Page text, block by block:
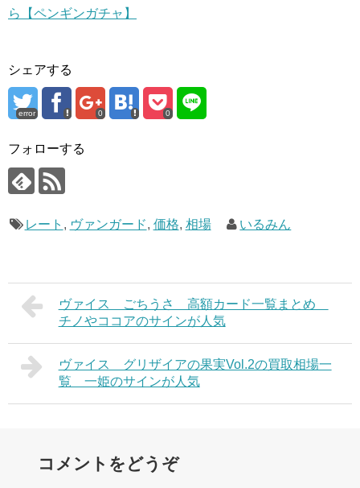
ら【ペンギンガチャ】
シェアする
error 0 0
フォローする
レート , ヴァンガード, 価格, 相場 いるみん
ヴァイス ごちうさ 高額カード一覧まとめ
チノやココアのサインが人気
ヴァイス グリザイアの果実Vol.2の買取相場一
覧 一姫のサインが人気
コメントをどうぞ